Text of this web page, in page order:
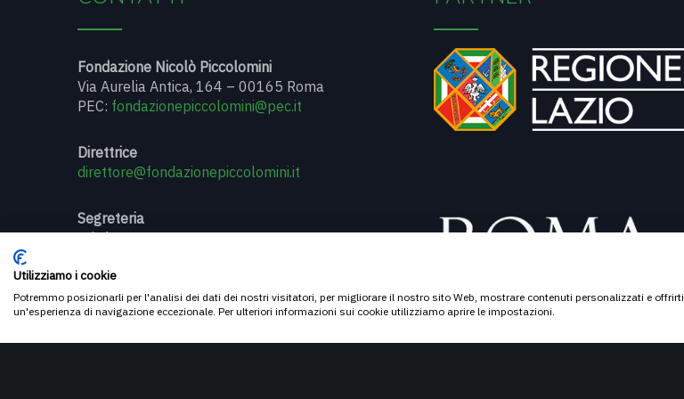
Fondazione Nicolò Piccolomini
Via Aurelia Antica, 164 – 00165 Roma
PEC: fondazionepiccolomini@pec.it
Direttrice
direttore@fondazionepiccolomini.it
Segreteria
telefono 06 6374227
gli uffici sono aperti dal lunedì al giovedì (ore 9-17)
Utilizziamo i cookie
Potremmo posizionarli per l'analisi dei dati dei nostri visitatori, per migliorare il nostro sito Web, mostrare contenuti personalizzati e offrirti
un'esperienza di navigazione eccezionale. Per ulteriori informazioni sui cookie utilizziamo aprire le impostazioni.